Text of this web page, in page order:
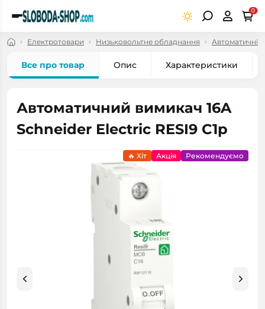
0
Електротовари Низьковольтне обладнання Автоматичні
Все про товар Опис Характеристики
Автоматичний вимикач 16A
Schneider Electric RESI9 C1р
🔥 Хіт Акція Рекомендуємо